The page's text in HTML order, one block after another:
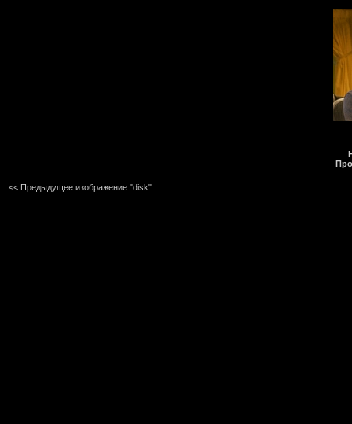
<< Предыдущее изображение "disk"